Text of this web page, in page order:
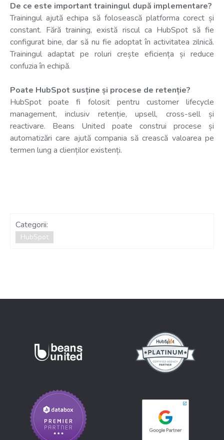
De ce este important trainingul după implementare?
Trainingul ajută echipa să folosească platforma corect și
constant. Fără training, există riscul ca HubSpot să fie
configurat bine, dar să nu fie adoptat în activitatea zilnică.
Trainingul adaptat pe roluri crește eficiența și reduce
confuzia în echipă.
Poate HubSpot susține și procese de retenție?
HubSpot poate fi folosit pentru customer lifecycle
management, inclusiv retenție, upsell, cross-sell și
reactivare. Beans United poate construi procese și
automatizări care ajută compania să crească valoarea pe
termen lung a clienților existenți.
Categorii:
HubSpot